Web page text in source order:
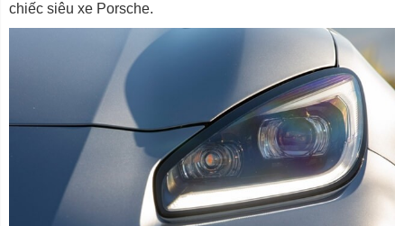
chiếc siêu xe Porsche.